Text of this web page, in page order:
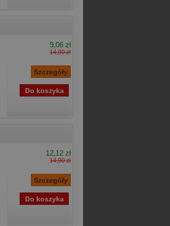
9,06 zł
14,90 zł
12,12 zł
14,90 zł